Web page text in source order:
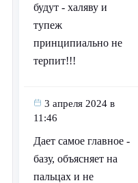
будут - халяву и
тупеж
принципиально не
терпит!!!
3 апреля 2024 в
11:46
Дает самое главное -
базу, объясняет на
пальцах и не